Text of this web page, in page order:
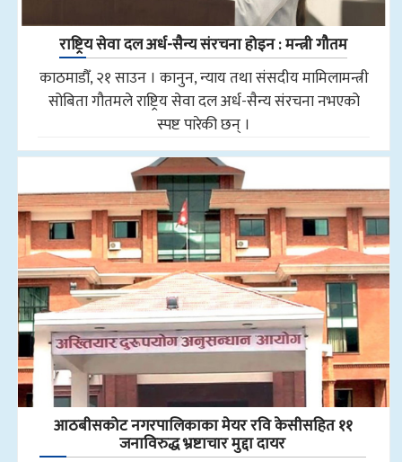
राष्ट्रिय सेवा दल अर्ध-सैन्य संरचना होइन : मन्त्री गौतम
काठमाडौँ, २१ साउन । कानुन, न्याय तथा संसदीय मामिलामन्त्री
सोबिता गौतमले राष्ट्रिय सेवा दल अर्ध-सैन्य संरचना नभएको
स्पष्ट पारेकी छन् ।
आठबीसकोट नगरपालिकाका मेयर रवि केसीसहित ११
जनाविरुद्ध भ्रष्टाचार मुद्दा दायर